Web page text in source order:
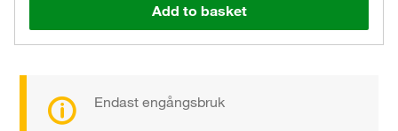
Add to basket
Endast engångsbruk